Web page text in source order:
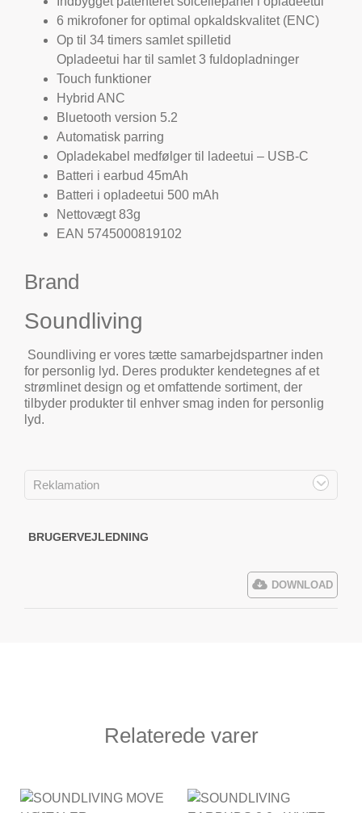
6 mikrofoner for optimal opkaldskvalitet (ENC)
Op til 34 timers samlet spilletid
Opladeetui har til samlet 3 fuldopladninger
Touch funktioner
Hybrid ANC
Bluetooth version 5.2
Automatisk parring
Opladekabel medfølger til ladeetui – USB-C
Batteri i earbud 45mAh
Batteri i opladeetui 500 mAh
Nettovægt 83g
EAN 5745000819102
Brand
Soundliving
Soundliving er vores tætte samarbejdspartner inden
for personlig lyd. Deres produkter kendetegnes af et
strømlinet design og et omfattende sortiment, der
tilbyder produkter til enhver smag inden for personlig
lyd.
Reklamation
BRUGERVEJLEDNING
DOWNLOAD
Relaterede varer